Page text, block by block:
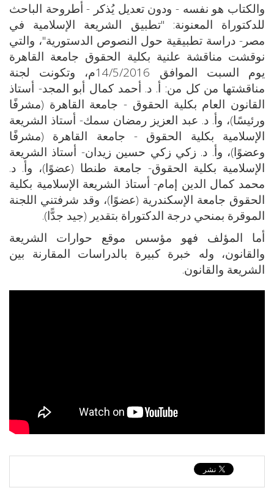
والكتاب هو نفسه - ودون تعديل يُذكر - أطروحة الباحث
للدكتوراة المعنونة: "تطبيق الشريعة الإسلامية في
مصر- دراسة تطبيقية حول النصوص الدستورية"، والتي
نوقشت مناقشة علنية بكلية الحقوق جامعة القاهرة
يوم السبت الموافق 14/5/2016م، وتكونت لجنة
مناقشتها من كل من: أ. د. أحمد كمال أبو المجد- أستاذ
القانون العام بكلية الحقوق - جامعة القاهرة (مشرفًا
ورئيسًا)، وأ. د. عبد العزيز رمضان سمك- أستاذ الشريعة
الإسلامية بكلية الحقوق - جامعة القاهرة (مشرفًا
وعضوًا)، وأ. د. زكي زكي حسين زيدان- أستاذ الشريعة
الإسلامية بكلية الحقوق- جامعة طنطا (عضوًا)، وأ. د.
محمد كمال الدين إمام- أستاذ الشريعة الإسلامية بكلية
الحقوق جامعة الإسكندرية (عضوًا)، وقد شرفتني اللجنة
الموقرة بمنحي درجة الدكتوراة بتقدير (جيد جدًّا).
أما المؤلف فهو مؤسس موقع حوارات الشريعة
والقانون، وله خبرة كبيرة بالدراسات المقارنة بين
الشريعة والقانون.